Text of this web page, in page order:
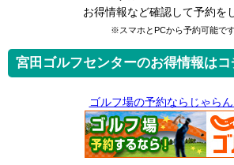
お得情報など確認して予約を
※スマホとPCから予約可能です
宮田ゴルフセンターのお得情報はコ
ゴルフ場の予約ならじゃら